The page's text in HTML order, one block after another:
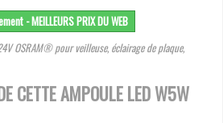
- MEILLEURS PRIX DU WEB
OSRAM® pour veilleuse, éclairage de plaque,
CETTE AMPOULE LED W5W